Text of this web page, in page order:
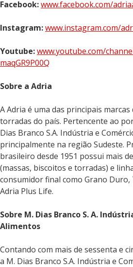
Facebook:www.facebook.com/
Instagram:www.instagram.com/
Youtube:www.youtube.com/
maqGR9P00Q
Sobre a Adria
A Adria é uma das principais
torradas do país. Pertencente ao
Dias Branco S.A. Indústria e
principalmente na região Sudeste.
brasileiro desde 1951 possui mais
(massas, biscoitos e torradas) e
consumidor final como Grano
Adria Plus Life.
Sobre M. Dias Branco S. A.
Alimentos
Contando com mais de sessenta e
a M. Dias Branco S.A. Indústria e